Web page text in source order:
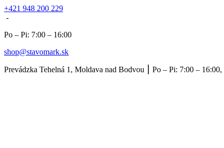
+421 948 200 229
-
Po – Pi: 7:00 – 16:00
shop@stavomark.sk
Prevádzka Tehelná 1, Moldava nad Bodvou ⎮ Po – Pi: 7:00 –